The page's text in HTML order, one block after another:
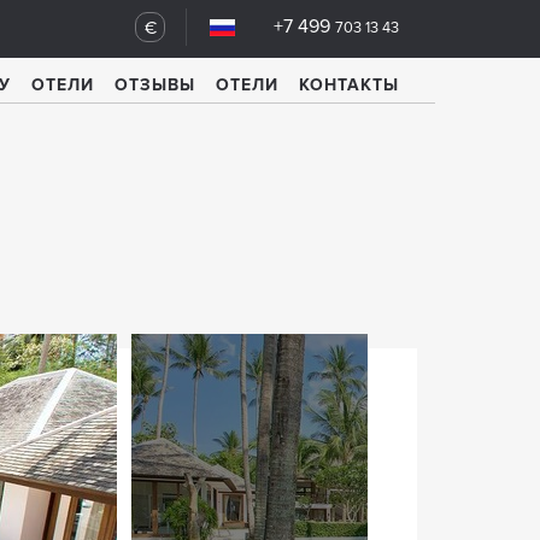
+7 499 703 13 43
€
ОТЕЛИ ОТЗЫВЫ ОТЕЛИ КОНТАКТЫ